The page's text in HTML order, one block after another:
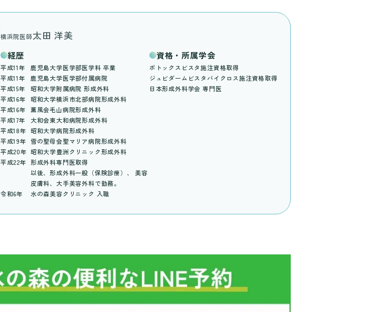
横浜院医師太田 洋美
経歴
平成11年
鹿児島大学医学部医学科 卒業
平成11年
鹿児島大学医学部付属病院
平成15年
昭和大学附属病院 形成外科
平成16年
昭和大学横浜市北部病院形成外科
平成16年
薫風会毛山病院形成外科
平成17年
大和会東大和病院形成外科
平成18年
昭和大学病院形成外科
平成19年
雪の聖母会聖マリア病院形成外科
平成20年 昭和大学豊洲クリニック形成外科
平成22年 形成外科専門医取得
以後、形成外科一般（保険診療）、 美容
皮膚科、大手美容外科で勤務。
令和6年
水の森美容クリニック 入職
資格・所属学会
ボトックスビスタ施注資格取得
ジュビダームビスタバイクロス施注資格取得
日本形成外科学会 専門医